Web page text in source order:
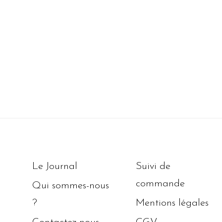
Le Journal
Qui sommes-nous
?
Suivi de
commande
Mentions légales